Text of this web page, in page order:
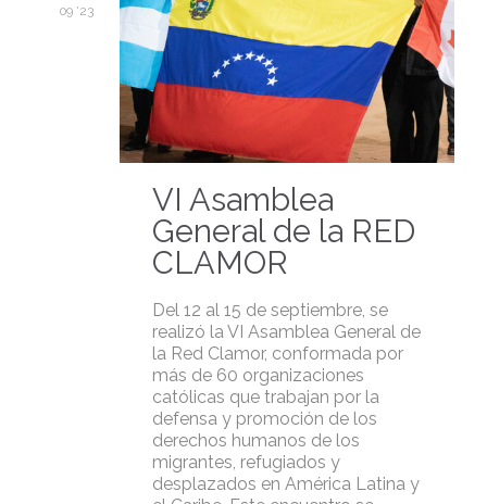
09 '23
VI Asamblea
General de la RED
CLAMOR
Del 12 al 15 de septiembre, se
realizó la VI Asamblea General de
la Red Clamor, conformada por
más de 60 organizaciones
católicas que trabajan por la
defensa y promoción de los
derechos humanos de los
migrantes, refugiados y
desplazados en América Latina y